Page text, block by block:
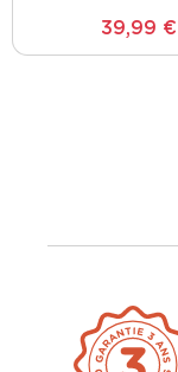
39,99 €